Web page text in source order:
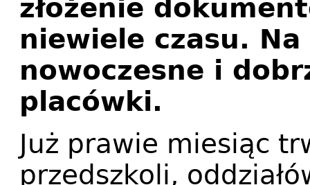
złożenie
niewiele czasu.
nowoczesne i
placówki.
Już prawie miesiąc
przedszkoli,